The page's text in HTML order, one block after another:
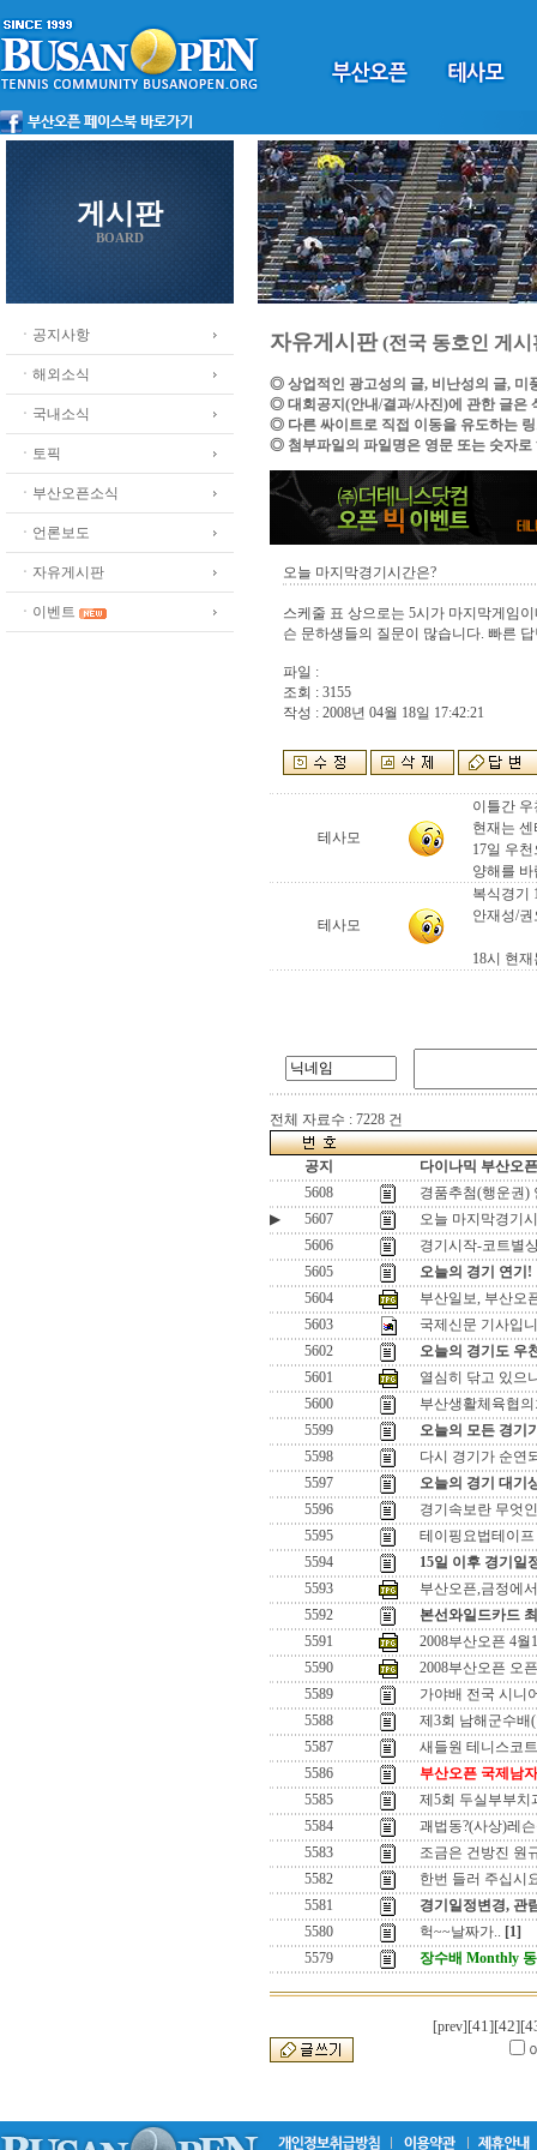
게시판
BOARD
ㆍ공지사항
ㆍ해외소식
ㆍ국내소식
ㆍ토픽
ㆍ부산오픈소식
ㆍ언론보도
ㆍ자유게시판
ㆍ이벤트
자유게시판(전국 동호인 게시
◎ 상업적인 광고성의 글, 비난성의 글, 미
◎ 대회공지(안내/결과/사진)에 관한 글은
◎ 다른 싸이트로 직접 이동을 유도하는
◎ 첨부파일의 파일명은 영문 또는 숫자로
오늘 마지막경기시간은?
스케줄 표 상으로는 5시가 마지막게임
슨 문하생들의 질문이 많습니다. 빠른
파일 :
조회 : 3155
작성 : 2008년 04월 18일 17:42:21
테사모
이틀간
현재는
17일 우
양해를
테사모
복식경기
안재성/
18시 현
전체 자료수 : 7228 건
공지
다이나믹 부산오
5608
경품추첨(행운권)
▶
5607
오늘 마지막경기
5606
경기시작-코트별
5605
오늘의 경기 연기!
5604
부산일보, 부산오
5603
국제신문 기사입
5602
오늘의 경기도 우
5601
열심히 닦고 있으
5600
부산생활체육협
5599
오늘의 모든 경기
5598
다시 경기가 순연
5597
오늘의 경기 대기
5596
경기속보란 무엇
5595
테이핑요법테이프
5594
15일 이후 경기
5593
부산오픈,금정에
5592
본선와일드카드
5591
2008부산오픈 4
5590
2008부산오픈 오
5589
가야배 전국 시니
5588
제3회 남해군수배
5587
새들원 테니스코
5586
부산오픈 국제남
5585
제5회 두실부부치
5584
괘법동?(사상)레
5583
조금은 건방진 원
5582
한번 들러 주십시
5581
경기일정변경, 관
5580
헉~~날짜가.. [1]
5579
장수배 Monthly
[prev] [41][42]